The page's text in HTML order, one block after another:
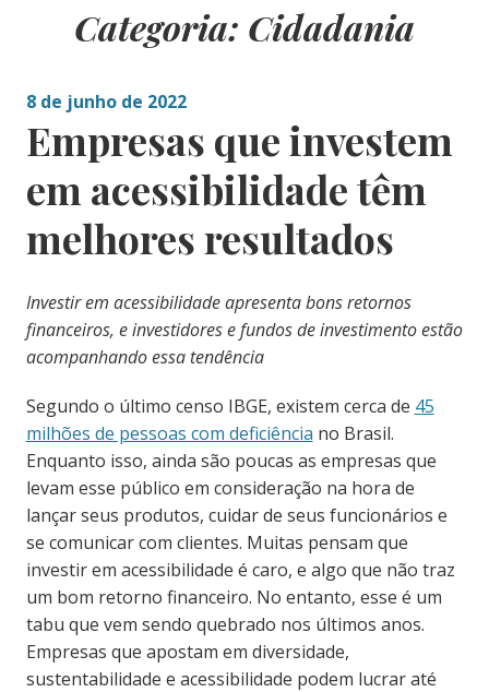
Categoria: Cidadania
8 de junho de 2022
Empresas que investem
em acessibilidade têm
melhores resultados
Investir em acessibilidade apresenta bons retornos
financeiros, e investidores e fundos de investimento estão
acompanhando essa tendência
Segundo o último censo IBGE, existem cerca de 45
milhões de pessoas com deficiência no Brasil.
Enquanto isso, ainda são poucas as empresas que
levam esse público em consideração na hora de
lançar seus produtos, cuidar de seus funcionários e
se comunicar com clientes. Muitas pensam que
investir em acessibilidade é caro, e algo que não traz
um bom retorno financeiro. No entanto, esse é um
tabu que vem sendo quebrado nos últimos anos.
Empresas que apostam em diversidade,
sustentabilidade e acessibilidade podem lucrar até